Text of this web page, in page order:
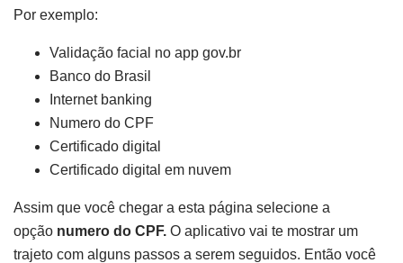
Por exemplo:
Validação facial no app gov.br
Banco do Brasil
Internet banking
Numero do CPF
Certificado digital
Certificado digital em nuvem
Assim que você chegar a esta página selecione a
opção numero do CPF. O aplicativo vai te mostrar um
trajeto com alguns passos a serem seguidos. Então você